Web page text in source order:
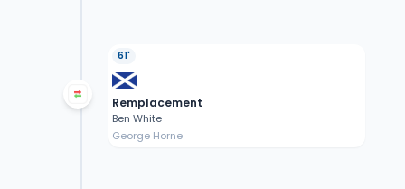
61'
Remplacement
Ben White
George Horne